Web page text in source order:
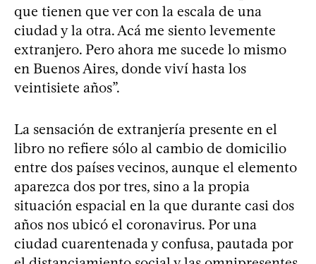
que tienen que ver con la escala de una
ciudad y la otra. Acá me siento levemente
extranjero. Pero ahora me sucede lo mismo
en Buenos Aires, donde viví hasta los
veintisiete años”.
La sensación de extranjería presente en el
libro no refiere sólo al cambio de domicilio
entre dos países vecinos, aunque el elemento
aparezca dos por tres, sino a la propia
situación espacial en la que durante casi dos
años nos ubicó el coronavirus. Por una
ciudad cuarentenada y confusa, pautada por